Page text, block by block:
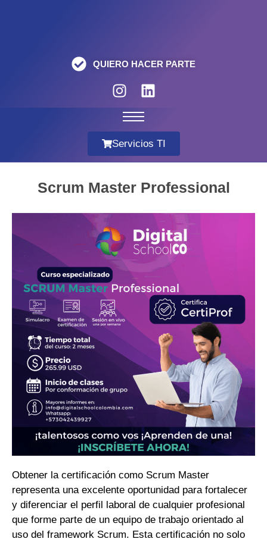
QUIERO HACER PARTE
Servicios TI
Scrum Master Professional
Obtener la certificación como Scrum Master
representa una excelente oportunidad para fortalecer
y diferenciar el perfil laboral de cualquier profesional
que forme parte de un equipo de trabajo orientado al
uso del framework Scrum. Esta certificación no solo